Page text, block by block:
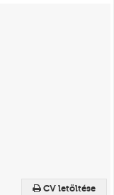
CV letöltése